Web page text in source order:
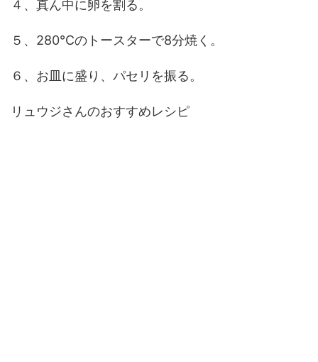
４、真ん中に卵を割る。
５、280℃のトースターで8分焼く。
６、お皿に盛り、パセリを振る。
リュウジさんのおすすめレシピ